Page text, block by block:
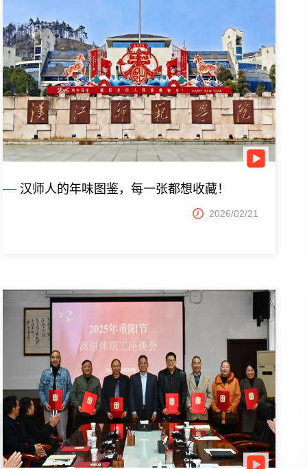
汉师人的年味图鉴，每一张都想收藏！
2026/02/21